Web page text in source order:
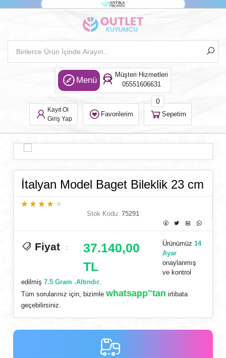
Menü
Müşteri Hizmetleri
05551606631
Kayıt Ol
Giriş Yap
Favorilerim Sepetim
0
İtalyan Model Baget Bileklik 23 cm
Stok Kodu: 75291
Fiyat :
37.140,00
TL
Ürünümüz14
Ayar
onaylanmış
ve kontrol
edilmiş7.5 Gram .Altındır.
Tüm sorularınız için, bizimlewhatsapp"tan irtibata
geçebilirsiniz.